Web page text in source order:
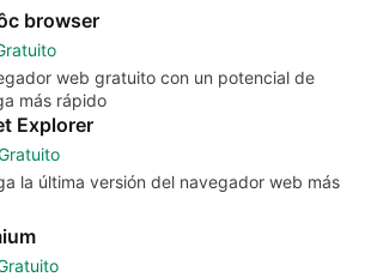
browser
web gratuito con un potencial de
más rápido
Explorer
la última versión del navegador web más